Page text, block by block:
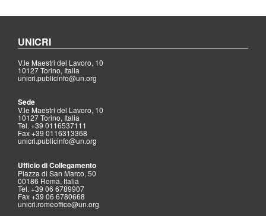
UNICRI
V.le Maestri del Lavoro, 10
10127 Torino, Italia
unicri.publicinfo@un.org
Sede
V.le Maestri del Lavoro, 10
10127 Torino, Italia
Tel. +39 0116537111
Fax +39 0116313368
unicri.publicinfo@un.org
Ufficio di Collegamento
Piazza di San Marco, 50
00186 Roma, Italia
Tel. +39 06 6789907
Fax +39 06 6780668
unicri.romeoffice@un.org